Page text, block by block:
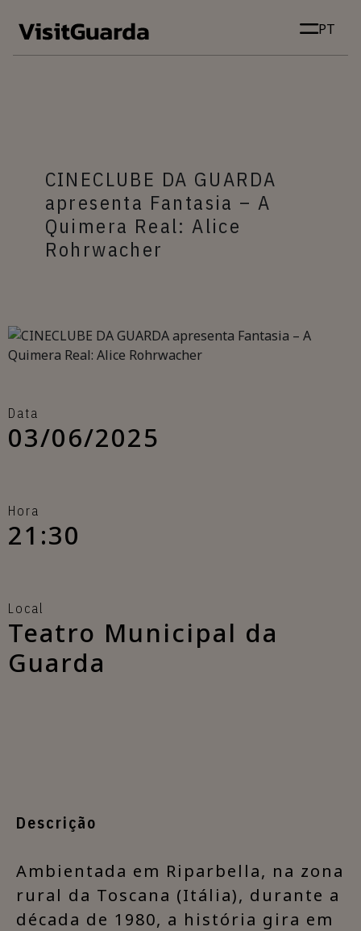
PT
CINECLUBE DA GUARDA
apresenta Fantasia – A
Quimera Real: Alice
Rohrwacher
Data
03/06/2025
Hora
21:30
Local
Teatro Municipal da
Guarda
Descrição
​Ambientada em Riparbella, na zona
rural da Toscana (Itália), durante a
década de 1980, a história gira em